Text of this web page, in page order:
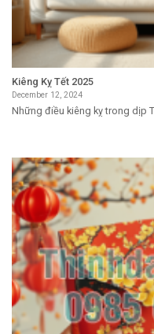
Kiêng Kỵ Tết 2025
December 12, 2024
Những điều kiêng kỵ trong dịp